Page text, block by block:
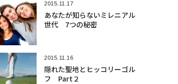
2015.11.17
あなたが知らないミレニアル
世代 7つの秘密
2015.11.16
隠れた聖地とヒッコリーゴル
フ Part２